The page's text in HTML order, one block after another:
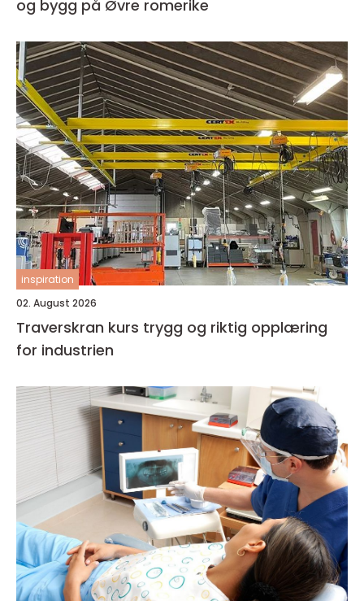
og bygg på Øvre romerike
inspiration
02. August 2026
Traverskran kurs trygg og riktig opplæring
for industrien